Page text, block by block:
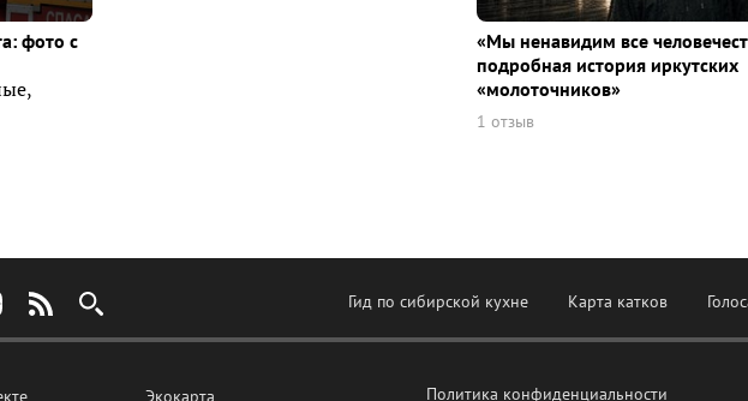
фото с
«Мы ненавидим все
подробная история иркутских
«молоточников»
1 отзыв
Гид по сибирской кухне Карта катков
Экокарта Политика конфиденциальности